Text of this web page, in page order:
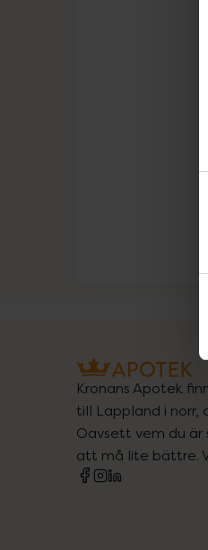
Kronans Apotek
till Lappland i norr,
Oavsett vem du
att må lite bättre.